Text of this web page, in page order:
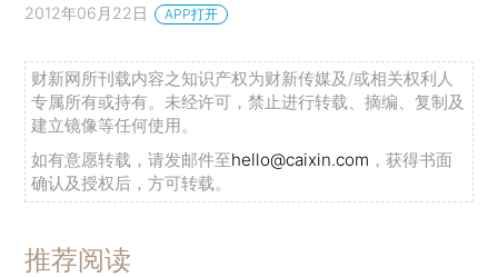
2012年06月22日 APP打开
财新网所刊载内容之知识产权为财新传媒及/或相关权利人
专属所有或持有。未经许可，禁止进行转载、摘编、复制及
建立镜像等任何使用。
如有意愿转载，请发邮件至hello@caixin.com ，获得书面
确认及授权后，方可转载。
推荐阅读